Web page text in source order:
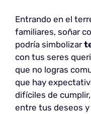
Entrando en el
familiares, soñar
podría simbolizar
con tus seres
que no logras
que hay
difíciles de
entre tus deseos y